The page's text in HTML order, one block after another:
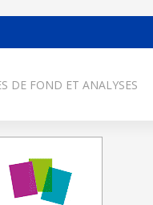
DE FOND ET ANALYSES